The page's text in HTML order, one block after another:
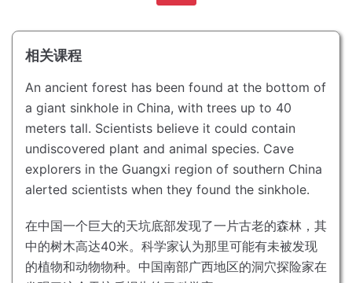
相关课程
An ancient forest has been found at the bottom of
a giant sinkhole in China, with trees up to 40
meters tall. Scientists believe it could contain
undiscovered plant and animal species. Cave
explorers in the Guangxi region of southern China
alerted scientists when they found the sinkhole.
在中国一个巨大的天坑底部发现了一片古老的森林，其
中的树木高达40米。 科学家认为那里可能有未被发现
的植物和动物物种。 中国南部广西地区的洞穴探险家在